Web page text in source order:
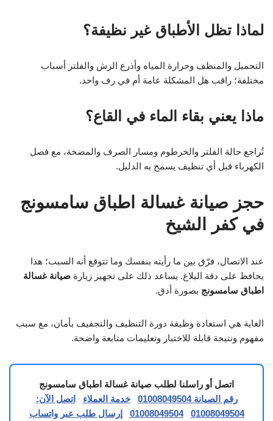
لماذا تظل الأطباق غير نظيفة؟
التحميل والمنظف وحرارة المياه وأذرع الرش والفلتر أسباب
مختلفة؛ راقب هل المشكلة عامة أم في رف واحد.
ماذا يعني بقاء الماء في القاع؟
تُراجع حالة الفلتر والخرطوم ومسار الصرف والمضخة، مع فصل
الكهرباء قبل أي تنظيف يسمح به الدليل.
حجز صيانة غسالة اطباق سامسونج
في كفر الشيخ
عند الاتصال، فرّق بين ما رأيته بنفسك وما تتوقع أنه السبب؛ هذا
يحافظ على دقة البلاغ. يساعد ذلك على تجهيز زيارة صيانة غسالة
اطباق سامسونج بصورة أدق.
الغاية هي استعادة وظيفة دورة التنظيف والتجفيف بأمان، مع سبب
مفهوم ونتيجة قابلة للاختبار وتعليمات متابعة واضحة.
اتصل أو راسلنا لطلب صيانة غسالة اطباق سامسونج
رقم الصيانة 01008049504
خدمة العملاء
اتصل الآن:
01008049504
01008049504 إرسال طلب عبر واتساب